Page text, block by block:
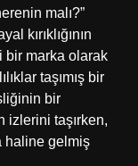
malı?”
kırıklığının
bir marka olarak
taşımış bir
bir
izlerini taşırken,
haline gelmiş